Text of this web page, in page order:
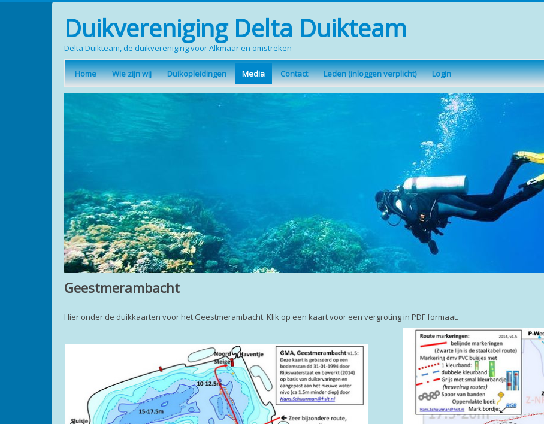
Duikvereniging Delta Duikteam
Delta Duikteam, de duikvereniging voor Alkmaar en omstreken
Home Wie zijn wij Duikopleidingen Media Contact Leden (inloggen verplicht) Login
Geestmerambacht
Hier onder de duikkaarten voor het Geestmerambacht. Klik op een kaart voor een vergroting in PDF formaat.